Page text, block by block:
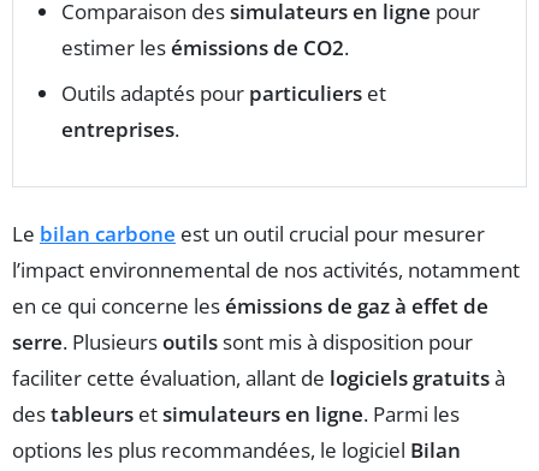
Comparaison dessimulateurs en ligne pour
estimer lesémissions de CO2.
Outils adaptés pour particuliers et
entreprises.
Le bilan carbone est un outil crucial pour mesurer
l’impact environnemental de nos activités, notamment
en ce qui concerne lesémissions de gaz à effet de
serre. Plusieursoutilssont mis à disposition pour
faciliter cette évaluation, allant de logiciels gratuitsà
destableurs etsimulateurs en ligne. Parmi les
options les plus recommandées, le logiciel Bilan